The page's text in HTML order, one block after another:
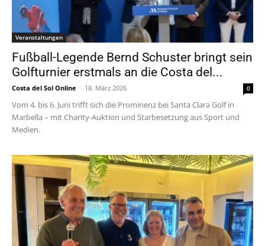
Veranstaltungen
Fußball-Legende Bernd Schuster bringt sein
Golfturnier erstmals an die Costa del...
Costa del Sol Online - 18. März 2026 0
Vom 4. bis 6. Juni trifft sich die Prominenz bei Santa Clara Golf in
Marbella – mit Charity-Auktion und Starbesetzung aus Sport und
Medien.